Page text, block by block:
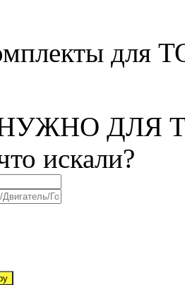
для
ДЛЯ
искали?